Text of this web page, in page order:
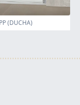
(DUCHA)